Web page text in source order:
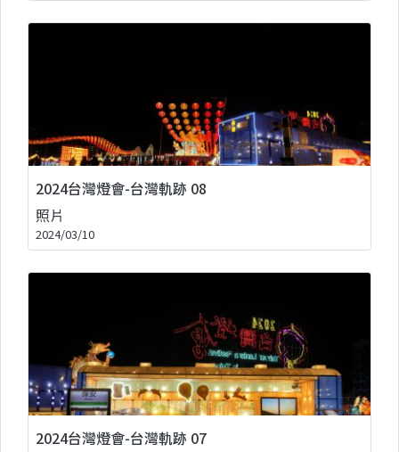
2024台灣燈會-台灣軌跡 08
照片
2024/03/10
2024台灣燈會-台灣軌跡 07